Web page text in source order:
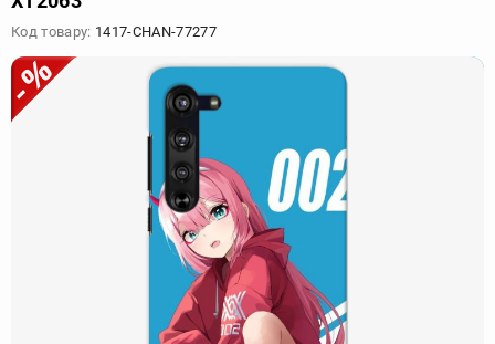
Код товару: 1417-CHAN-77277